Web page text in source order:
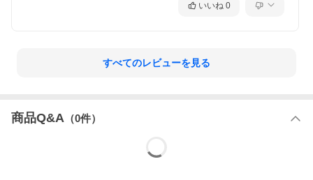
いいね 0
すべてのレビューを見る
商品Q&A （0件）